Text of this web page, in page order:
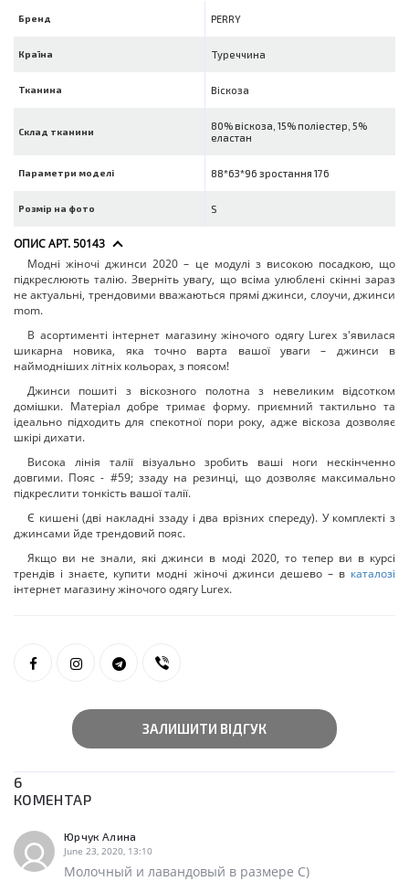
Бренд PERRY
Країна Туреччина
Тканина Віскоза
Склад тканини
80% віскоза, 15% поліестер, 5%
еластан
Параметри моделі 88*63*96 зростання 176
Розмір на фото S
ОПИС АРТ. 50143
Модні жіночі джинси 2020 – це модулі з високою посадкою, що
підкреслюють талію. Зверніть увагу, що всіма улюблені скінні зараз
не актуальні, трендовими вважаються прямі джинси, слоучи, джинси
mom.
В асортименті інтернет магазину жіночого одягу Lurex з'явилася
шикарна новика, яка точно варта вашої уваги – джинси в
наймодніших літніх кольорах, з поясом!
Джинси пошиті з віскозного полотна з невеликим відсотком
домішки. Матеріал добре тримає форму. приємний тактильно та
ідеально підходить для спекотної пори року, адже віскоза дозволяє
шкірі дихати.
Висока лінія талії візуально зробить ваші ноги нескінченно
довгими. Пояс - #59; ззаду на резинці, що дозволяє максимально
підкреслити тонкість вашої талії.
Є кишені (дві накладні ззаду і два врізних спереду). У комплекті з
джинсами йде трендовий пояс.
Якщо ви не знали, які джинси в моді 2020, то тепер ви в курсі
трендів і знаєте, купити модні жіночі джинси дешево – в каталозі
інтернет магазину жіночого одягу Lurex.
ЗАЛИШИТИ ВІДГУК
6
КОМЕНТАР
Юрчук Алина
June 23, 2020, 13:10
Молочный и лавандовый в размере С)